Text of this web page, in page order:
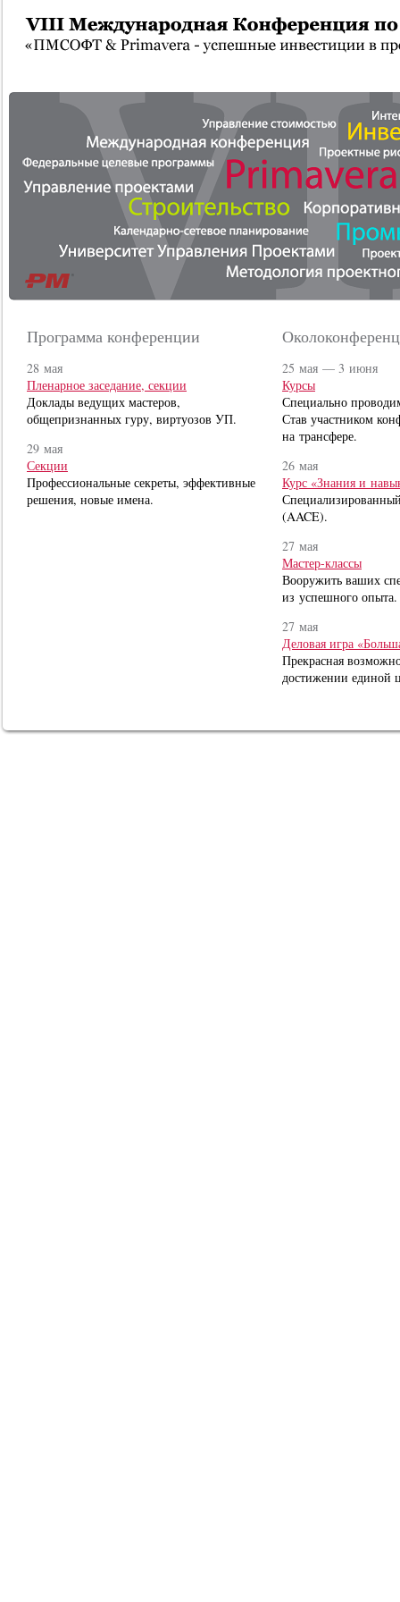
Программа конференции
28 мая
Пленарное заседание, секции
Доклады ведущих мастеров,
общепризнанных гуру, виртуозов УП.
29 мая
Секции
Профессиональные секреты, эффективные
решения, новые имена.
25 мая — 3 июня
Курсы
Специально
Став участником
на трансфере.
26 мая
Курс «Знания и
(AACE).
27 мая
Мастер-классы
Вооружить ваших
из успешного опыта.
27 мая
Деловая игра
Прекрасная
достижении единой